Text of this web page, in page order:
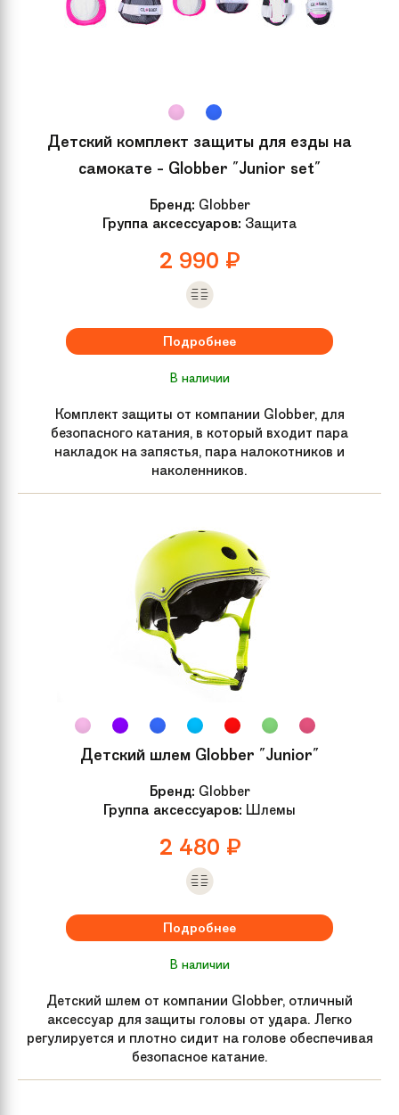
Детский комплект защиты для езды на
самокате - Globber "Junior set"
Бренд: Globber
Группа аксессуаров: Защита
2 990 ₽
Подробнее
В наличии
Комплект защиты от компании Globber, для
безопасного катания, в который входит пара
накладок на запястья, пара налокотников и
наколенников.
Детский шлем Globber "Junior"
Бренд: Globber
Группа аксессуаров: Шлемы
2 480 ₽
Подробнее
В наличии
Детский шлем от компании Globber, отличный
аксессуар для защиты головы от удара. Легко
регулируется и плотно сидит на голове обеспечивая
безопасное катание.